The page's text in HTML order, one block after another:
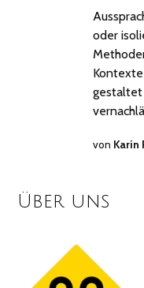
oder
gestaltet
von Karin
Über uns